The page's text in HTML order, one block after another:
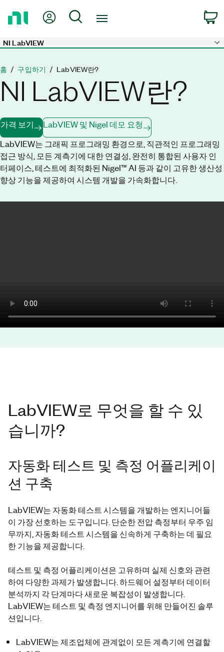
지
돌
가
기
내 계정 검색
Skip to main content
NI LabVIEW
홈 구입하기 LabVIEW란?
NI LabVIEW란?
LabVIEW는 그래픽 프로그래밍 환경으로, 직관적인 프로그래밍
접근 방식, 모든 계측기에 대한 연결성, 완전히 통합된 사용자 인
터페이스, 테스트에 최적화된 Nigel™ AI 등과 같이 고유한 생산성
향상 기능을 제공하여 시스템 개발을 가속화합니다.
가격 보기 LabVIEW 및 Nigel 데모 요청
LabVIEW로 무엇을 할 수 있
습니까?
자동화 테스트 및 측정 어플리케이
션 구축
LabVIEW는 자동화 테스트 시스템을 개발하는 엔지니어들
이 가장 선호하는 도구입니다. 단순한 전압 측정부터 우주 임
무까지, 자동화 테스트 시스템을 신속하게 구축하는 데 필요
한 기능을 제공합니다.
테스트 및 측정 어플리케이션은 고유하며 실제 신호와 관련
하여 다양한 과제가 발생합니다. 하드웨어 설정부터 데이터
분석까지 각 단계마다 새로운 복잡성이 발생합니다.
LabVIEW는 테스트 및 측정 엔지니어를 위해 만들어진 솔루
션입니다.
LabVIEW는 제조업체에 관계없이 모든 계측기에 연결할